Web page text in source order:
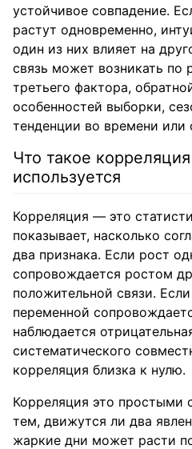
устойчивое совпадение.
растут одновременно,
один из них влияет на
связь может возникать по
третьего фактора,
особенностей выборки,
тенденции во времени или
Что такое
используется
Корреляция — это
показывает, насколько
два признака. Если рост
сопровождается ростом
положительной связи.
переменной
наблюдается
систематического
корреляция близка к нулю.
Корреляция это простыми
тем, движутся ли два
жаркие дни может расти